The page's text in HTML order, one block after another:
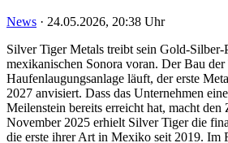
News · 24.05.2026, 20:38 Uhr
Silver Tiger Metals treibt sein Gold-
mexikanischen Sonora voran. Der Bau der
Haufenlaugungsanlage läuft, der erste
2027 anvisiert. Dass das Unternehmen
Meilenstein bereits erreicht hat, macht
November 2025 erhielt Silver Tiger die
die erste ihrer Art in Mexiko seit 2019. Im